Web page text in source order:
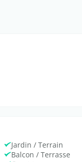
Jardin / Terrain
Balcon / Terrasse